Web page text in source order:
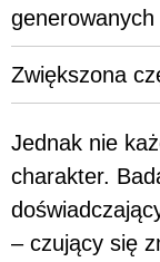
generowanych
Zwiększona
Jednak nie
charakter.
– czujący się